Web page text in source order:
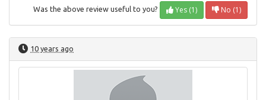
Was the above review useful to you? Yes (1) No (1)
10 years ago